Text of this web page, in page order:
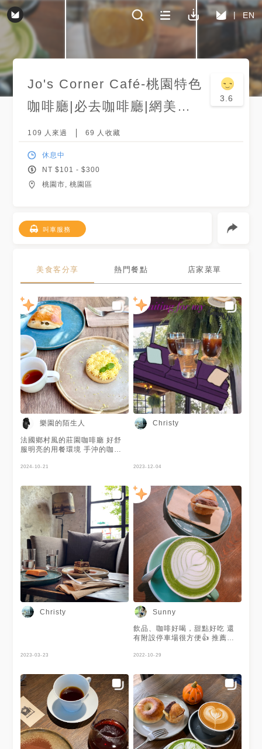
EN
Jo's Corner Café-桃園特色
咖啡廳|必去咖啡廳|網美咖
啡廳|推薦咖啡廳|手沖咖啡
推薦|精品咖啡
3.6
109 人來過 69 人收藏
休息中
NT $101 - $300
桃園市, 桃園區
叫車服務
美食客分享 熱門餐點 店家菜單
樂園的陌生人
法國鄉村風的莊園咖啡廳 好舒
服明亮的用餐環境 手沖的咖啡
2024-10-21
Christy
2023-12-04
Christy
2023-03-23
Sunny
飲品、咖啡好喝，甜點好吃 還
有附設停車場很方便👍 推薦
2022-10-29